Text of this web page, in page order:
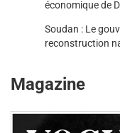
économique de
Soudan : Le
reconstruction
Magazine